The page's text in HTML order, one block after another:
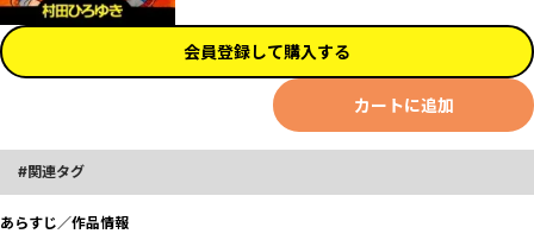
会員登録して購入する
カートに追加
関連タグ
あらすじ／作品情報